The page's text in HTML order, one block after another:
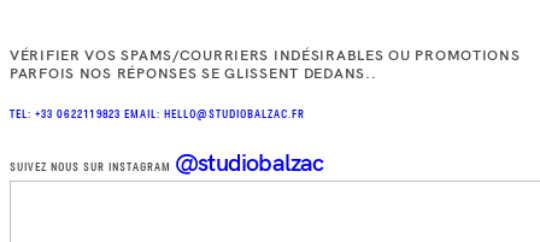
VÉRIFIER VOS SPAMS/COURRIERS INDÉSIRABLES OU PROMOTIONS
PARFOIS NOS RÉPONSES SE GLISSENT DEDANS..
TEL: +33 0622119823 EMAIL: HELLO@STUDIOBALZAC.FR
SUIVEZ NOUS SUR INSTAGRAM @studiobalzac